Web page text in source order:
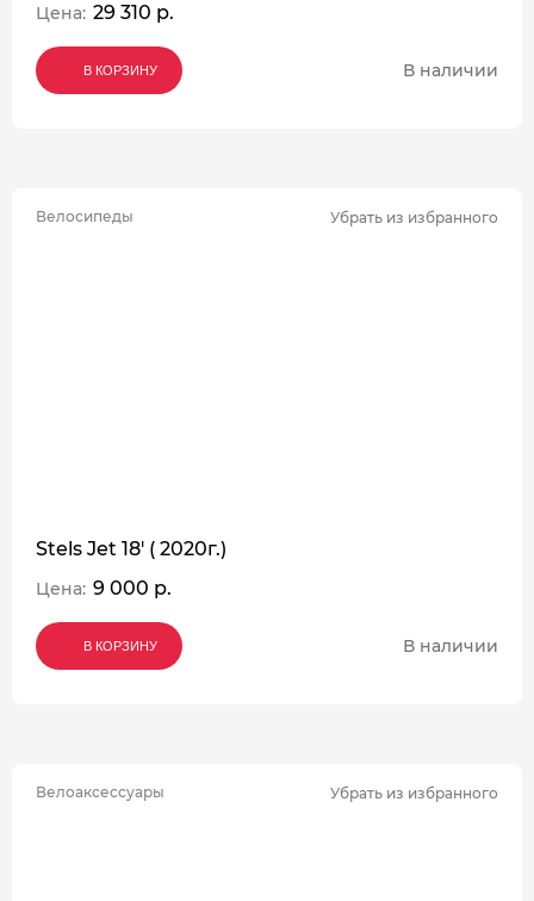
Цена: 29 310 р.
В КОРЗИНУ
В КОРЗИНУ
В КОРЗИНУ В наличии
Велосипеды Убрать из избранного
Stels Jet 18' ( 2020г.)
Цена: 9 000 р.
В КОРЗИНУ
В КОРЗИНУ
В КОРЗИНУ В наличии
Велоаксессуары Убрать из избранного